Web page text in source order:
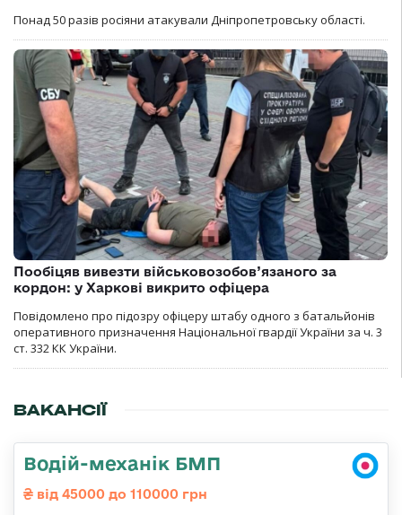
Понад 50 разів росіяни атакували Дніпропетровську області.
Пообіцяв вивезти військовозобов’язаного за
кордон: у Харкові викрито офіцера
Повідомлено про підозру офіцеру штабу одного з батальйонів
оперативного призначення Національної гвардії України за ч. 3
ст. 332 КК України.
ВАКАНСІЇ
Водій-механік БМП
від 45000 до 110000 грн